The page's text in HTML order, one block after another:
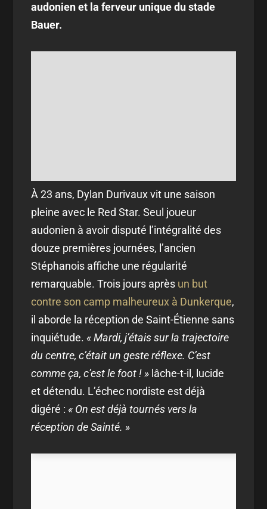
audonien et la ferveur unique du stade
Bauer.
À 23 ans, Dylan Durivaux vit une saison
pleine avec le Red Star. Seul joueur
audonien à avoir disputé l’intégralité des
douze premières journées, l’ancien
Stéphanois affiche une régularité
remarquable. Trois jours après un but
contre son camp malheureux à Dunkerque,
il aborde la réception de Saint-Étienne sans
inquiétude.« Mardi, j’étais sur la trajectoire
du centre, c’était un geste réflexe. C’est
comme ça, c’est le foot ! » lâche-t-il, lucide
et détendu. L’échec nordiste est déjà
digéré :« On est déjà tournés vers la
réception de Sainté. »